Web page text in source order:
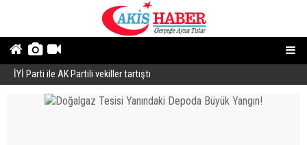
İYİ Parti ile AK Partili vekiller tartıştı